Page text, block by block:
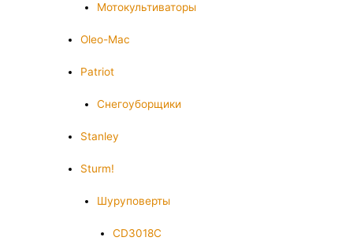
Мотокультиваторы
Oleo-Mac
Patriot
Снегоуборщики
Stanley
Sturm!
Шуруповерты
CD3018C